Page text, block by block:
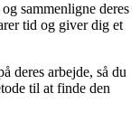
sammenligne deres
tid og giver dig et
deres arbejde, så du
til at finde den